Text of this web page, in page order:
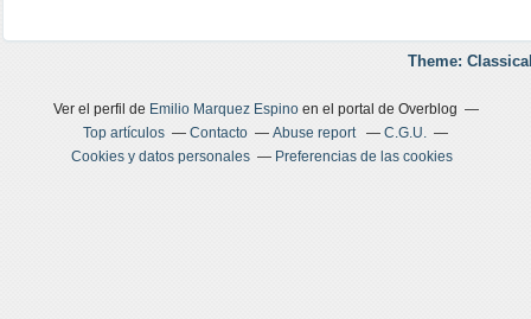
Theme:
Ver el perfil de Emilio Marquez Espinoen el portal de Overblog
Top artículos
Contacto Abuse report
C.G.U.
Cookies y datos personales
Preferencias de las cookies